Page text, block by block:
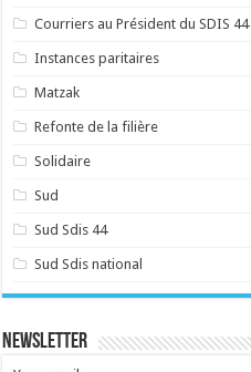
Courriers au Président du SDIS 44
Instances paritaires
Matzak
Refonte de la filière
Solidaire
Sud
Sud Sdis 44
Sud Sdis national
Newsletter